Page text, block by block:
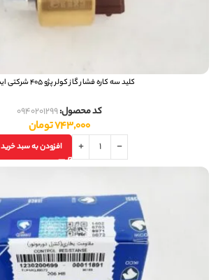
کلید سه کاره فشار گاز کولر پژو 405 شرکتی ایساکو
کد محصول:0940201299
743,000تومان
افزودن به سبد خرید